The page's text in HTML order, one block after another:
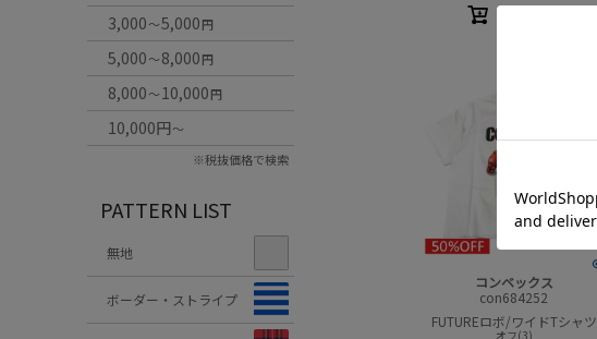
3,000～5,000円
5,000～8,000円
8,000～10,000円
10,000円～
※税抜価格で検索
PATTERN LIST
無地
ボーダー・ストライプ
コンベックス
con684252
FUTUREロボ/ワイドTシャツ
オフ(3)